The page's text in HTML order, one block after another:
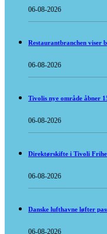
06-08-2026
Restaurantbranchen viser
06-08-2026
Tivolis nye område åbner
06-08-2026
Direktørskifte i Tivoli
06-08-2026
Danske lufthavne løfter
06-08-2026